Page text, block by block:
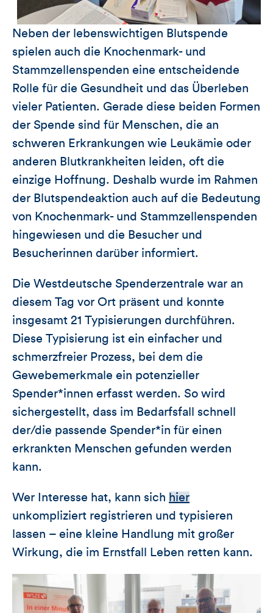
Neben der lebenswichtigen Blutspende
spielen auch die Knochenmark- und
Stammzellenspenden eine entscheidende
Rolle für die Gesundheit und das Überleben
vieler Patienten. Gerade diese beiden Formen
der Spende sind für Menschen, die an
schweren Erkrankungen wie Leukämie oder
anderen Blutkrankheiten leiden, oft die
einzige Hoffnung. Deshalb wurde im Rahmen
der Blutspendeaktion auch auf die Bedeutung
von Knochenmark- und Stammzellenspenden
hingewiesen und die Besucher und
Besucherinnen darüber informiert.
Die Westdeutsche Spenderzentrale war an
diesem Tag vor Ort präsent und konnte
insgesamt 21 Typisierungen durchführen.
Diese Typisierung ist ein einfacher und
schmerzfreier Prozess, bei dem die
Gewebemerkmale ein potenzieller
Spender*innen erfasst werden. So wird
sichergestellt, dass im Bedarfsfall schnell
der/die passende Spender*in für einen
erkrankten Menschen gefunden werden
kann.
Wer Interesse hat, kann sich hier
unkompliziert registrieren und typisieren
lassen – eine kleine Handlung mit großer
Wirkung, die im Ernstfall Leben retten kann.